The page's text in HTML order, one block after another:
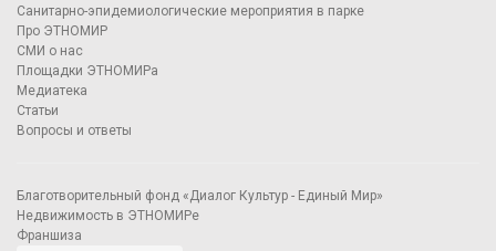
Санитарно-эпидемиологические мероприятия в парке
Про ЭТНОМИР
СМИ о нас
Площадки ЭТНОМИРа
Медиатека
Статьи
Вопросы и ответы
Благотворительный фонд «Диалог Культур - Единый Мир»
Недвижимость в ЭТНОМИРе
Франшиза